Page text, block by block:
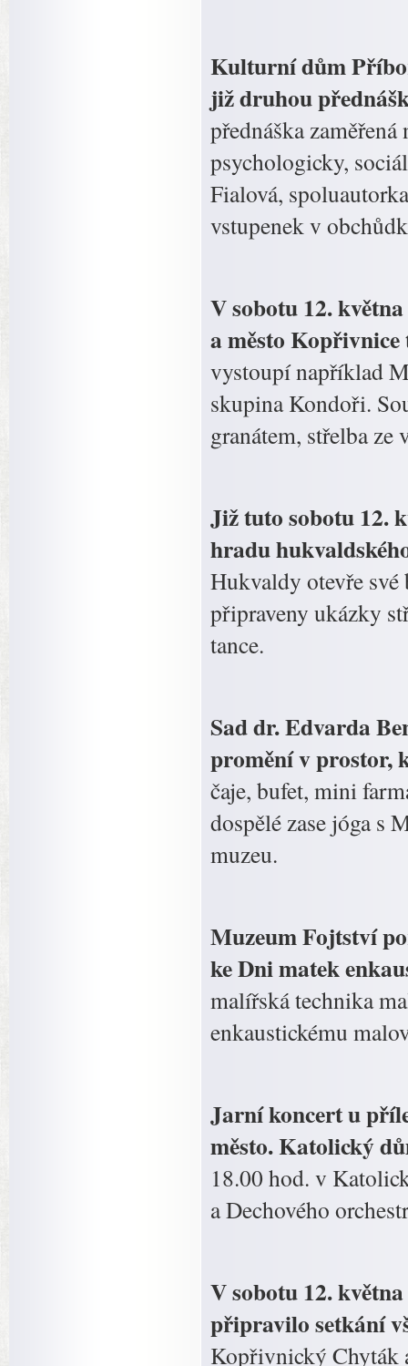
Kulturní dům
již druhou
přednáška
psychologicky,
Fialová,
vstupenek v
V sobotu 12.
a město
vystoupí například
skupina Kondoři.
granátem, střelba
Již tuto sobotu 12.
hradu
Hukvaldy otevře
připraveny ukázky
tance.
Sad dr. Edvarda
promění v prostor,
čaje, bufet, mini
dospělé zase jóga s
muzeu.
Muzeum Fojtství
ke Dni matek
malířská technika
enkaustickému
Jarní koncert u
město. Katolický
18.00 hod. v
a Dechového
V sobotu 12.
připravilo setkání
Kopřivnický Chyták